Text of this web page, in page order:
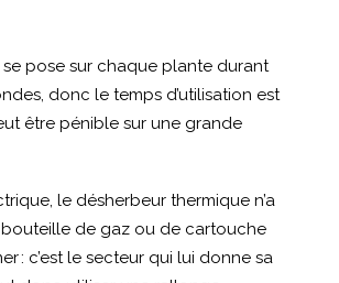
pose sur chaque plante durant
donc le temps d’utilisation est
être pénible sur une grande
le désherbeur thermique n’a
de gaz ou de cartouche
: c’est le secteur qui lui donne sa